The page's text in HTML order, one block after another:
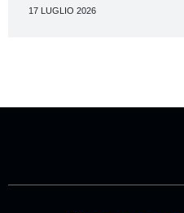
17 LUGLIO 2026